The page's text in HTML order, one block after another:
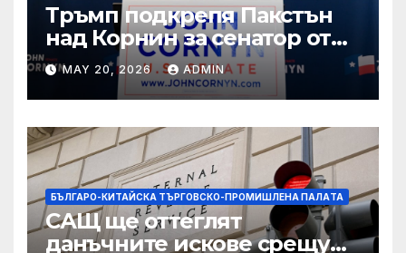
Тръмп подкрепя Пакстън
над Корнин за сенатор от
Тексас в шокираща
подкрепа
MAY 20, 2026 ADMIN
БЪЛГАРО-КИТАЙСКА ТЪРГОВСКО-ПРОМИШЛЕНА ПАЛAТА
САЩ ще оттеглят
данъчните искове срещу